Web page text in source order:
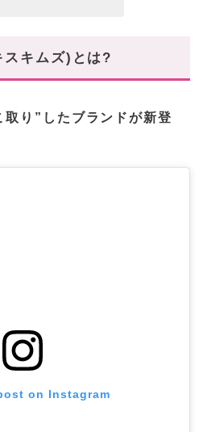
キムズ)とは?
り”したブランドが新登
on Instagram